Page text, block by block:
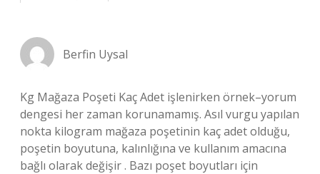
Berfin Uysal
Kg Mağaza Poşeti Kaç Adet işlenirken örnek–yorum
dengesi her zaman korunamamış. Asıl vurgu yapılan
nokta kilogram mağaza poşetinin kaç adet olduğu,
poşetin boyutuna, kalınlığına ve kullanım amacına
bağlı olarak değişir . Bazı poşet boyutları için